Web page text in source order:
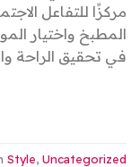
مركزًا للتفاعل
المطبخ واختيار
في تحقيق الراحة
Style, Uncategorized